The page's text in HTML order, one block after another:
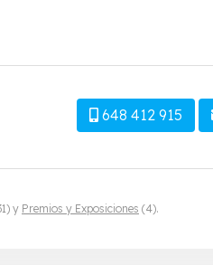
y Premios y Exposiciones (4).
648 412 915